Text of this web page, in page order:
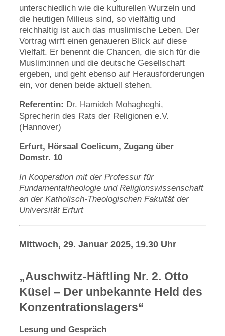
unterschiedlich wie die kulturellen Wurzeln und
die heutigen Milieus sind, so vielfältig und
reichhaltig ist auch das muslimische Leben. Der
Vortrag wirft einen genaueren Blick auf diese
Vielfalt. Er benennt die Chancen, die sich für die
Muslim:innen und die deutsche Gesellschaft
ergeben, und geht ebenso auf Herausforderungen
ein, vor denen beide aktuell stehen.
Referentin: Dr. Hamideh Mohagheghi,
Sprecherin des Rats der Religionen e.V.
(Hannover)
Erfurt, Hörsaal Coelicum, Zugang über
Domstr. 10
In Kooperation mit der Professur für
Fundamentaltheologie und Religionswissenschaft
an der Katholisch-Theologischen Fakultät der
Universität Erfurt
Mittwoch, 29. Januar 2025, 19.30 Uhr
„Auschwitz-Häftling Nr. 2. Otto
Küsel – Der unbekannte Held des
Konzentrationslagers“
Lesung und Gespräch